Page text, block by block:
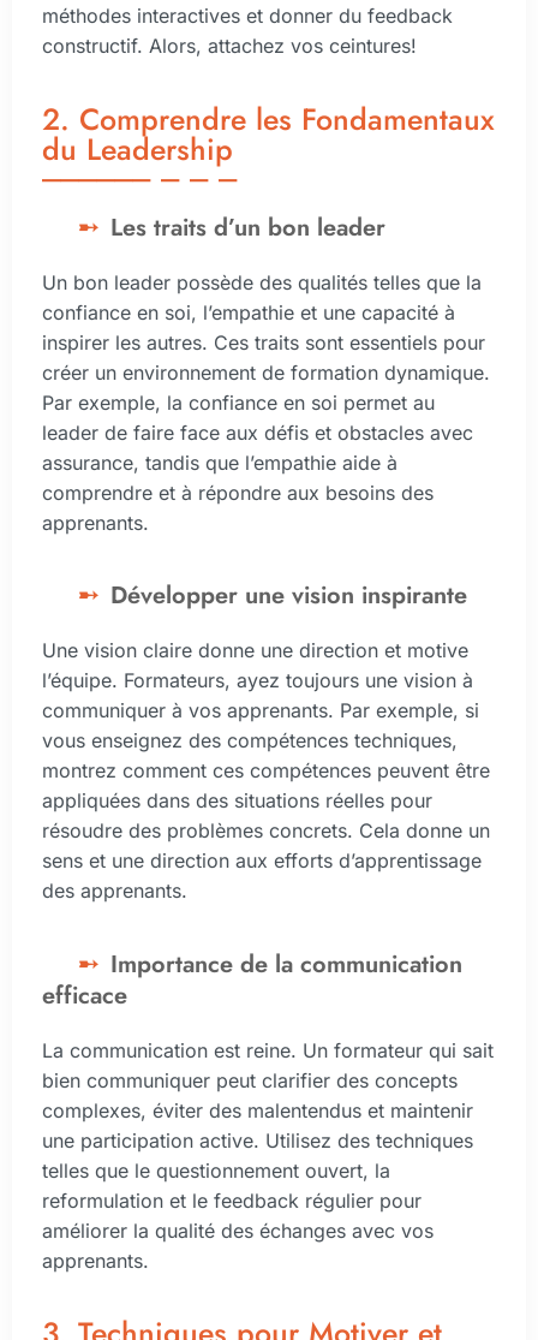
méthodes interactives et donner du feedback
constructif. Alors, attachez vos ceintures!
2. Comprendre les Fondamentaux
du Leadership
Les traits d’un bon leader
Un bon leader possède des qualités telles que la
confiance en soi, l’empathie et une capacité à
inspirer les autres. Ces traits sont essentiels pour
créer un environnement de formation dynamique.
Par exemple, la confiance en soi permet au
leader de faire face aux défis et obstacles avec
assurance, tandis que l’empathie aide à
comprendre et à répondre aux besoins des
apprenants.
Développer une vision inspirante
Une vision claire donne une direction et motive
l’équipe. Formateurs, ayez toujours une vision à
communiquer à vos apprenants. Par exemple, si
vous enseignez des compétences techniques,
montrez comment ces compétences peuvent être
appliquées dans des situations réelles pour
résoudre des problèmes concrets. Cela donne un
sens et une direction aux efforts d’apprentissage
des apprenants.
Importance de la communication
efficace
La communication est reine. Un formateur qui sait
bien communiquer peut clarifier des concepts
complexes, éviter des malentendus et maintenir
une participation active. Utilisez des techniques
telles que le questionnement ouvert, la
reformulation et le feedback régulier pour
améliorer la qualité des échanges avec vos
apprenants.